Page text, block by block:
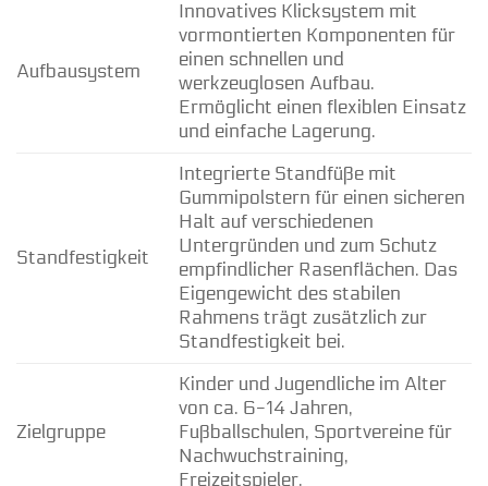
Aufbausystem
Innovatives Klicksystem mit
vormontierten Komponenten für
einen schnellen und
werkzeuglosen Aufbau.
Ermöglicht einen flexiblen Einsatz
und einfache Lagerung.
Standfestigkeit
Integrierte Standfüße mit
Gummipolstern für einen sicheren
Halt auf verschiedenen
Untergründen und zum Schutz
empfindlicher Rasenflächen. Das
Eigengewicht des stabilen
Rahmens trägt zusätzlich zur
Standfestigkeit bei.
Zielgruppe
Kinder und Jugendliche im Alter
von ca. 6-14 Jahren,
Fußballschulen, Sportvereine für
Nachwuchstraining,
Freizeitspieler.